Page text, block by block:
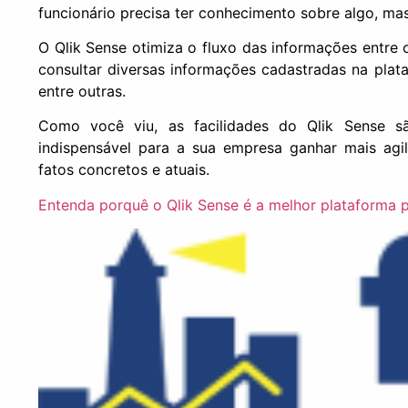
funcionário precisa ter conhecimento sobre algo,
O Qlik Sense otimiza o fluxo das informações
consultar diversas informações cadastradas na
entre outras.
Como você viu, as facilidades do Qlik Sense
indispensável para a sua empresa ganhar mais
fatos concretos e atuais.
Entenda porquê o Qlik Sense é a melhor plataforma